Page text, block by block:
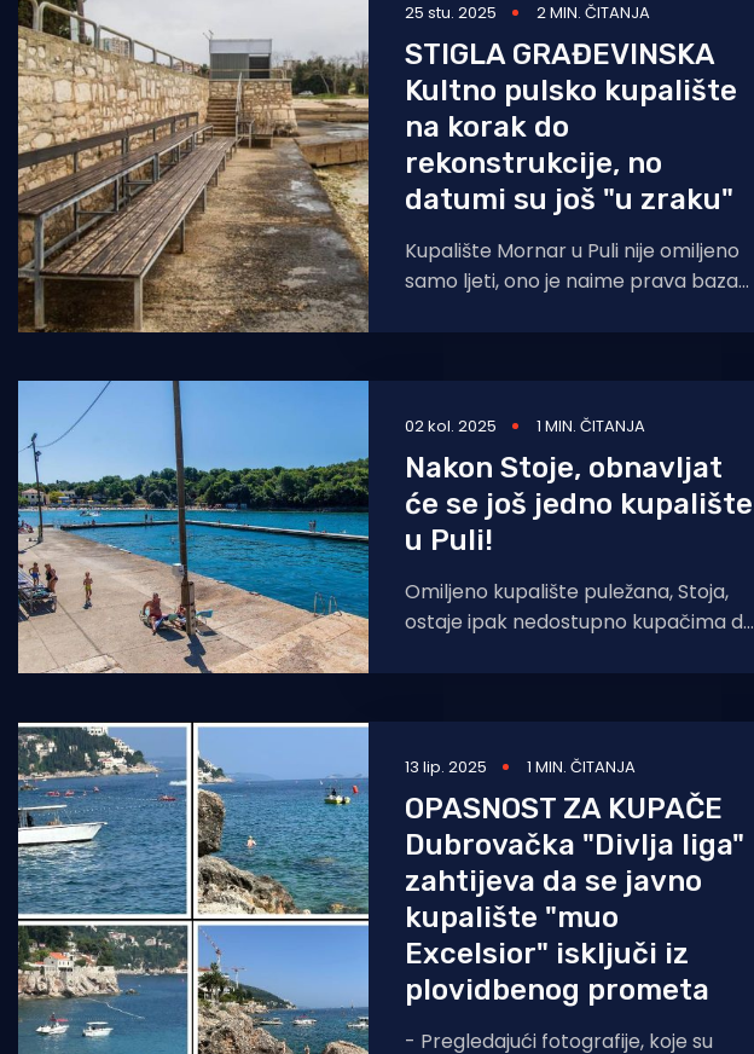
25 stu. 2025 2 MIN. ČITANJA
STIGLA GRAĐEVINSKA
Kultno pulsko kupalište
na korak do
rekonstrukcije, no
datumi su još "u zraku"
Kupalište Mornar u Puli nije omiljeno
samo ljeti, ono je naime prava baza
možda
02 kol. 2025 1 MIN. ČITANJA
Nakon Stoje, obnavljat
će se još jedno kupalište
u Puli!
Omiljeno kupalište puležana, Stoja,
ostaje ipak nedostupno kupačima do
obnovu izgleda ove zime ide
13 lip. 2025 1 MIN. ČITANJA
OPASNOST ZA KUPAČE
Dubrovačka "Divlja liga"
zahtijeva da se javno
kupalište "muo
Excelsior" isključi iz
plovidbenog prometa
- Pregledajući fotografije, koje su